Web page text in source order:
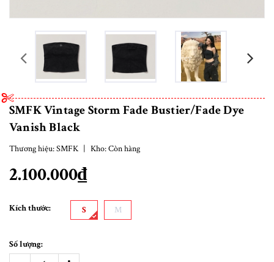
prev
SMFK Vintage Storm Fade Bustier/Fade Dye
Vanish Black
Thương hiệu:SMFK | Kho:Còn hàng
2.100.000₫
Kích thước: S M
Số lượng: